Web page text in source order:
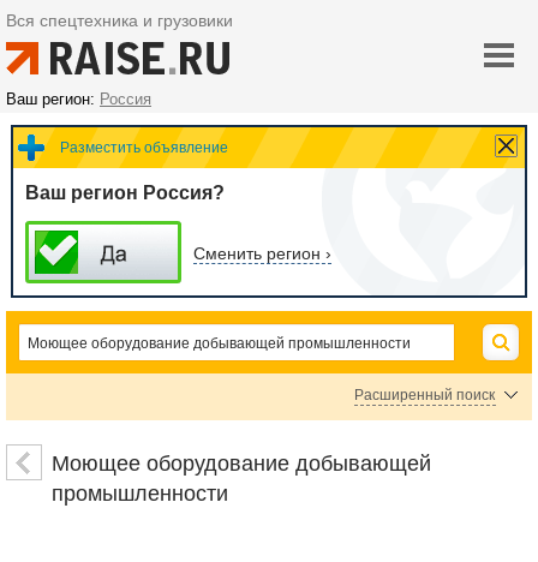
Вся спецтехника и грузовики
Ваш регион: Россия
Разместить объявление
Ваш регион Россия?
Сменить регион ›
Расширенный поиск
Ремонт железнодорожного транспорта
Моющее оборудование добывающей
промышленности